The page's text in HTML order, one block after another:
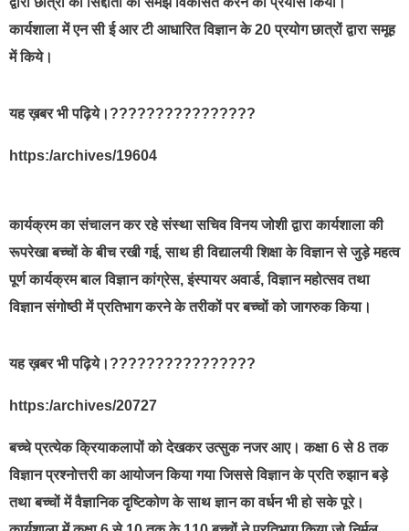
कार्यशाला में एन सी ई आर टी आधारित विज्ञान के 20 प्रयोग छात्रों द्वारा समूह
में किये।
यह ख़बर भी पढ़िये।????????????????
https:/archives/19604
कार्यक्रम का संचालन कर रहे संस्था सचिव विनय जोशी द्वारा कार्यशाला की
रूपरेखा बच्चों के बीच रखी गई, साथ ही विद्यालयी शिक्षा के विज्ञान से जुड़े महत्व
पूर्ण कार्यक्रम बाल विज्ञान कांग्रेस, इंस्पायर अवार्ड, विज्ञान महोत्सव तथा
विज्ञान संगोष्ठी में प्रतिभाग करने के तरीकों पर बच्चों को जागरुक किया।
यह ख़बर भी पढ़िये।????????????????
https:/archives/20727
बच्चे प्रत्येक क्रियाकलापों को देखकर उत्सुक नजर आए। कक्षा 6 से 8 तक
विज्ञान प्रश्नोत्तरी का आयोजन किया गया जिससे विज्ञान के प्रति रुझान बड़े
तथा बच्चों में वैज्ञानिक दृष्टिकोण के साथ ज्ञान का वर्धन भी हो सके पूरे।